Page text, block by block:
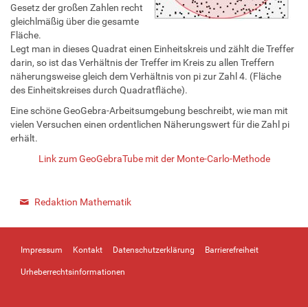
Gesetz der großen Zahlen recht
gleichlmäßig über die gesamte
Fläche.
Legt man in dieses Quadrat einen Einheitskreis und zählt die Treffer
darin, so ist das Verhältnis der Treffer im Kreis zu allen Treffern
näherungsweise gleich dem Verhältnis von pi zur Zahl 4. (Fläche
des Einheitskreises durch Quadratfläche).
Eine schöne GeoGebra-Arbeitsumgebung beschreibt, wie man mit
vielen Versuchen einen ordentlichen Näherungswert für die Zahl pi
erhält.
Link zum GeoGebraTube mit der Monte-Carlo-Methode
Redaktion Mathematik
Impressum Kontakt Datenschutzerklärung Barrierefreiheit
Urheberrechtsinformationen